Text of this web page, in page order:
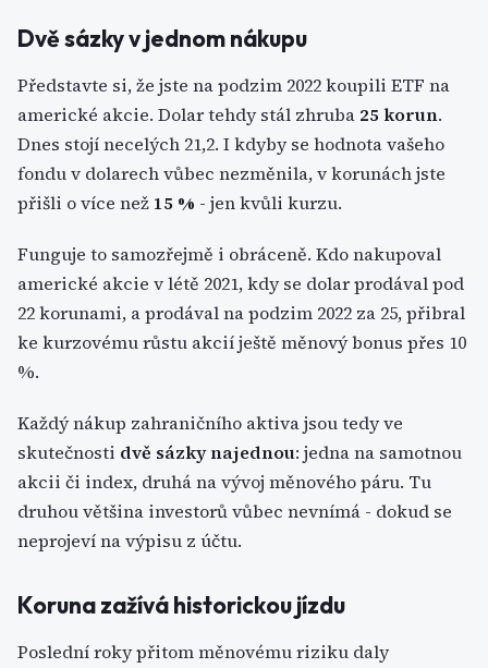
Dvě sázky v jednom nákupu
Představte si, že jste na podzim 2022 koupili ETF na
americké akcie. Dolar tehdy stál zhruba 25 korun.
Dnes stojí necelých 21,2. I kdyby se hodnota vašeho
fondu v dolarech vůbec nezměnila, v korunách jste
přišli o více než 15 % - jen kvůli kurzu.
Funguje to samozřejmě i obráceně. Kdo nakupoval
americké akcie v létě 2021, kdy se dolar prodával pod
22 korunami, a prodával na podzim 2022 za 25, přibral
ke kurzovému růstu akcií ještě měnový bonus přes 10
%.
Každý nákup zahraničního aktiva jsou tedy ve
skutečnosti dvě sázky najednou: jedna na samotnou
akcii či index, druhá na vývoj měnového páru. Tu
druhou většina investorů vůbec nevnímá - dokud se
neprojeví na výpisu z účtu.
Koruna zažívá historickou jízdu
Poslední roky přitom měnovému riziku daly